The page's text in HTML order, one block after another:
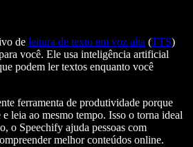
de leitura de texto em voz alta (TTS)
você. Ele usa inteligência artificial
podem ler textos enquanto você
ferramenta de produtividade porque
leia ao mesmo tempo. Isso o torna ideal
o Speechify ajuda pessoas com
melhor conteúdos online.